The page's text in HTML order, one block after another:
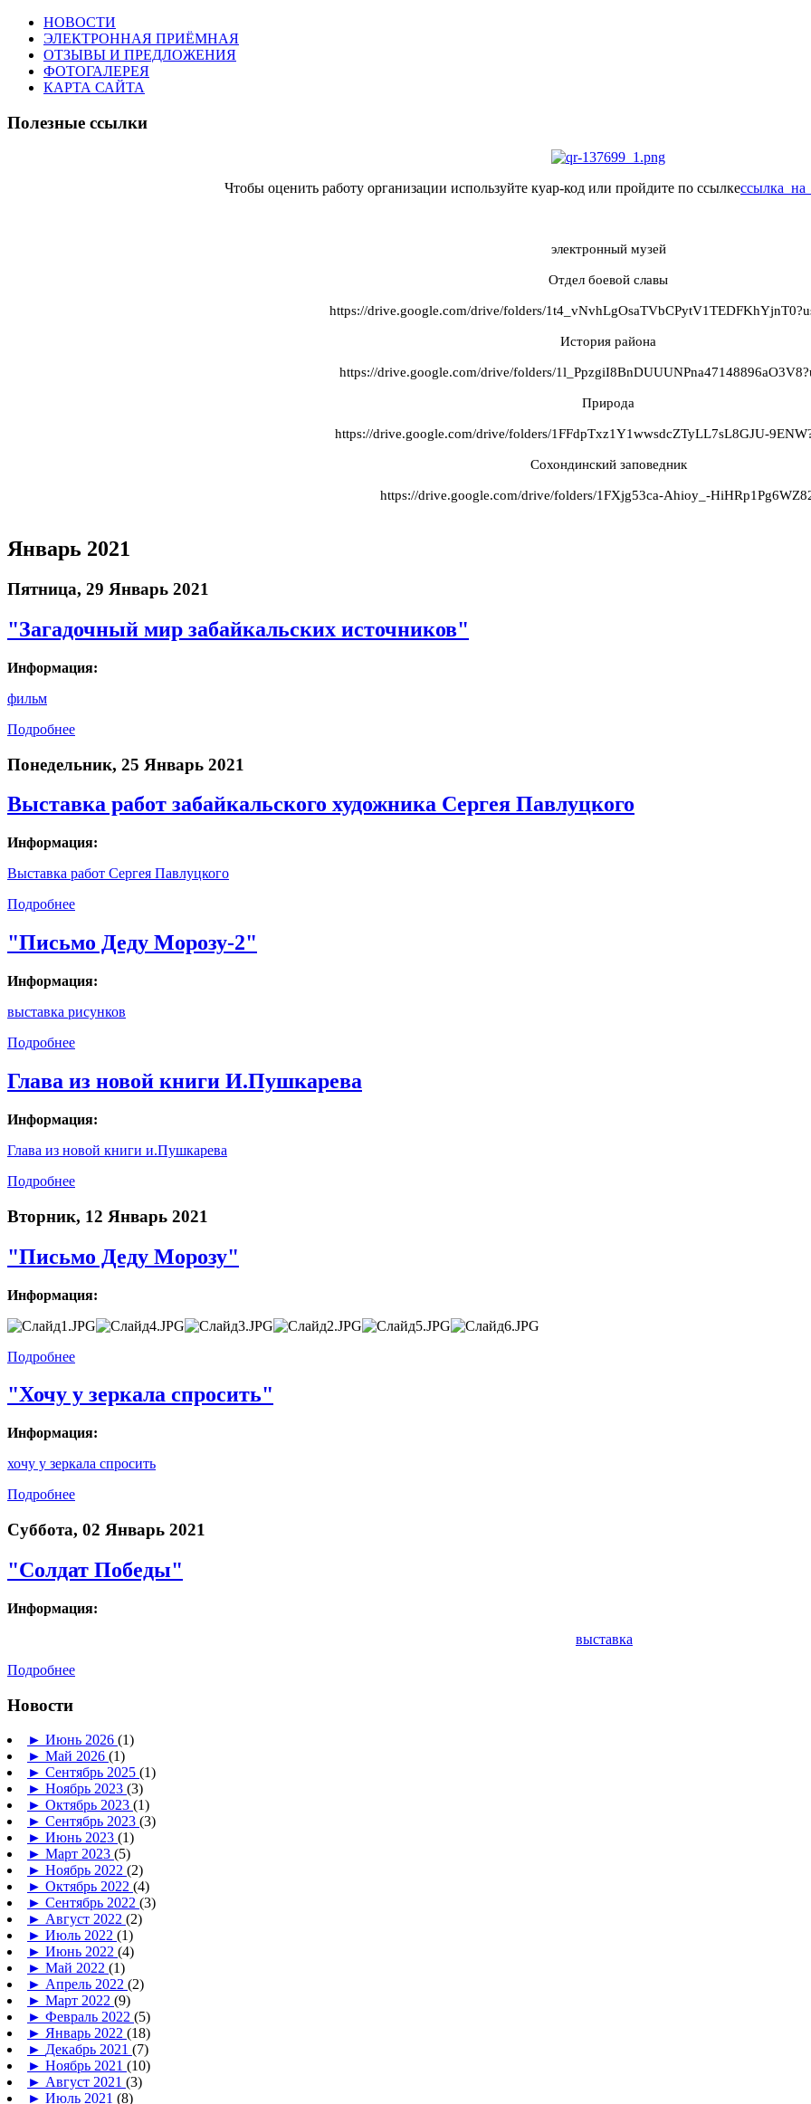
НОВОСТИ
ЭЛЕКТРОННАЯ ПРИЁМНАЯ
ОТЗЫВЫ И ПРЕДЛОЖЕНИЯ
ФОТОГАЛЕРЕЯ
КАРТА САЙТА
Полезные ссылки
Чтобы оценить работу организации используйте куар-код или пройдите по ссылке
электронный музей
Отдел боевой славы
https://drive.google.com/drive/folders/
История района
https://drive.google.com/drive/folders/
Природа
https://drive.google.com/drive/folders/1FFdpTxz1Y1wwsdcZTyLL7sL8GJU-
Сохондинский заповедник
https://drive.google.com/drive/folders/1FXjg53ca-Ahioy_-
Январь 2021
Пятница, 29 Январь 2021
"Загадочный мир забайкальских источников"
Информация:
фильм
Подробнее
Понедельник, 25 Январь 2021
Выставка работ забайкальского художника Сергея Павлуцкого
Информация:
Выставка работ Сергея Павлуцкого
Подробнее
"Письмо Деду Морозу-2"
Информация:
выставка рисунков
Подробнее
Глава из новой книги И.Пушкарева
Информация:
Глава из новой книги и.Пушкарева
Подробнее
Вторник, 12 Январь 2021
"Письмо Деду Морозу"
Информация:
Подробнее
"Хочу у зеркала спросить"
Информация:
хочу у зеркала спросить
Подробнее
Суббота, 02 Январь 2021
"Солдат Победы"
Информация:
выставка
Подробнее
Новости
► Июнь 2026 (1)
► Май 2026 (1)
► Сентябрь 2025 (1)
► Ноябрь 2023 (3)
► Октябрь 2023 (1)
► Сентябрь 2023 (3)
► Июнь 2023 (1)
► Март 2023 (5)
► Ноябрь 2022 (2)
► Октябрь 2022 (4)
► Сентябрь 2022 (3)
► Август 2022 (2)
► Июль 2022 (1)
► Июнь 2022 (4)
► Май 2022 (1)
► Апрель 2022 (2)
► Март 2022 (9)
► Февраль 2022 (5)
► Январь 2022 (18)
► Декабрь 2021 (7)
► Ноябрь 2021 (10)
► Август 2021 (3)
► Июль 2021 (8)